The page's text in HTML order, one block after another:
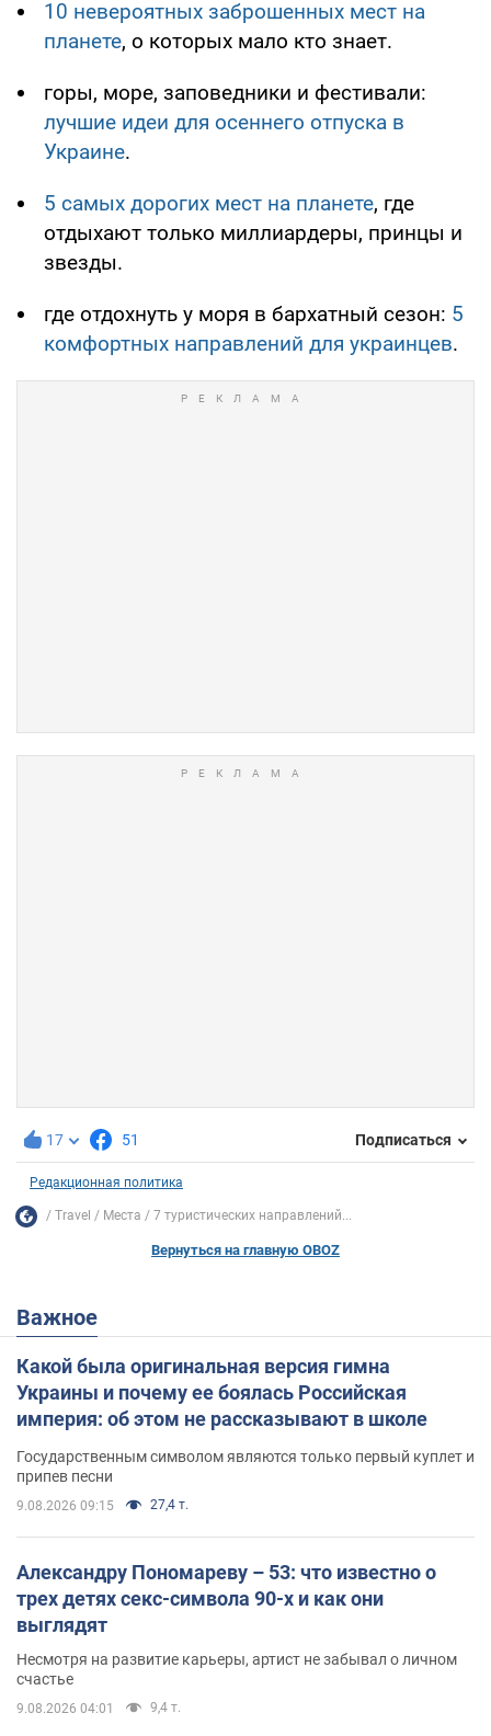
10 невероятных заброшенных мест на
планете, о которых мало кто знает.
горы, море, заповедники и фестивали:
лучшие идеи для осеннего отпуска в
Украине.
5 самых дорогих мест на планете, где
отдыхают только миллиардеры, принцы и
звезды.
где отдохнуть у моря в бархатный сезон: 5
комфортных направлений для украинцев.
17 51 Подписаться
Редакционная политика
Travel Места 7 туристических направлений...
Вернуться на главную OBOZ
Важное
Какой была оригинальная версия гимна
Украины и почему ее боялась Российская
империя: об этом не рассказывают в школе
Государственным символом являются только первый куплет и
припев песни
9.08.2026 09:15 27,4 т.
Александру Пономареву – 53: что известно о
трех детях секс-символа 90-х и как они
выглядят
Несмотря на развитие карьеры, артист не забывал о личном
счастье
9.08.2026 04:01 9,4 т.